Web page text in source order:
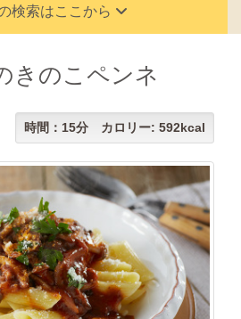
検索はここから
きのこペンネ
時間：15分 カロリー: 592kcal